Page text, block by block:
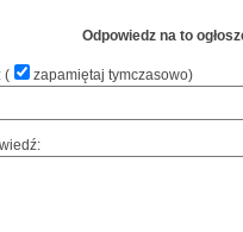
Odpowiedz na to
( zapamiętaj tymczasowo)